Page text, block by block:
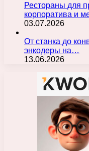
Рестораны для
корпоратива и
03.07.2026
От станка до
энкодеры на…
13.06.2026